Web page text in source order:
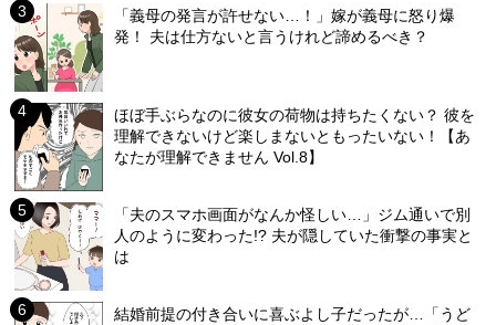
「義母の発言が許せない…！」嫁が義母に怒り爆
発！ 夫は仕方ないと言うけれど諦めるべき？
ほぼ手ぶらなのに彼女の荷物は持ちたくない？ 彼を
理解できないけど楽しまないともったいない！【あ
なたが理解できません Vol.8】
「夫のスマホ画面がなんか怪しい…」ジム通いで別
人のように変わった!? 夫が隠していた衝撃の事実と
は
結婚前提の付き合いに喜ぶよし子だったが…「うど